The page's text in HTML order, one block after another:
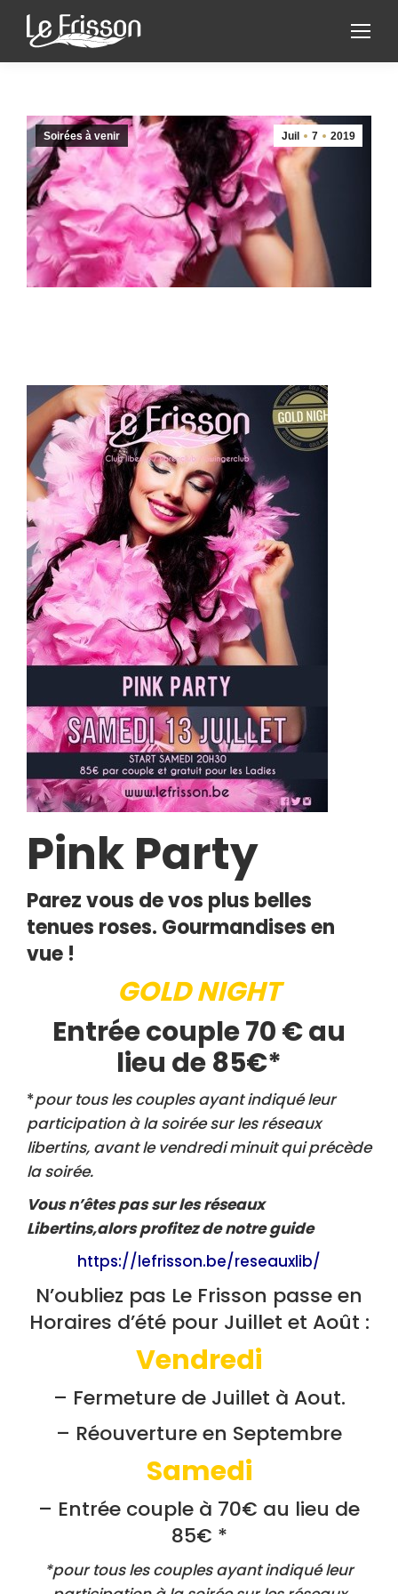
Juil 7 2019
Soirées à venir
Pink Party
Parez vous de vos plus belles
tenues roses. Gourmandises en
vue !
GOLD NIGHT
Entrée couple 70 € au
lieu de 85€*
*pour tous les couples ayant indiqué leur
participation à la soirée sur les réseaux
libertins, avant le vendredi minuit qui précède
la soirée.
Vous n’êtes pas sur les réseaux
Libertins,alors profitez de notre guide
https://lefrisson.be/reseauxlib/
N’oubliez pas Le Frisson passe en
Horaires d’été pour Juillet et Août :
Vendredi
– Fermeture de Juillet à Aout.
– Réouverture en Septembre
Samedi
– Entrée couple à 70€ au lieu de
85€ *
*pour tous les couples ayant indiqué leur